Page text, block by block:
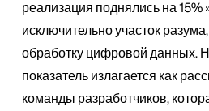
реализация поднялись на 15%
исключительно участок
обработку цифровой данных.
показатель излагается как
команды разработчиков,